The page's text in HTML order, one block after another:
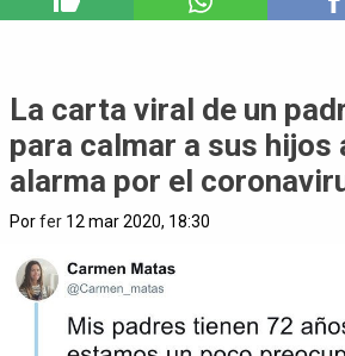
La carta viral de un
para calmar a sus hijos
alarma por el
Porfer 12 mar 2020, 18:30